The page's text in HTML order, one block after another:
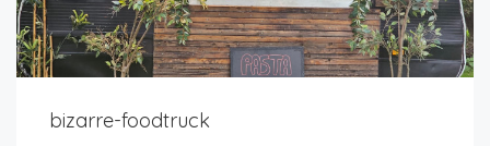
bizarre-foodtruck